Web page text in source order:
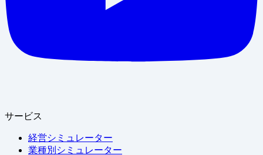
サービス
経営シミュレーター
業種別シミュレーター